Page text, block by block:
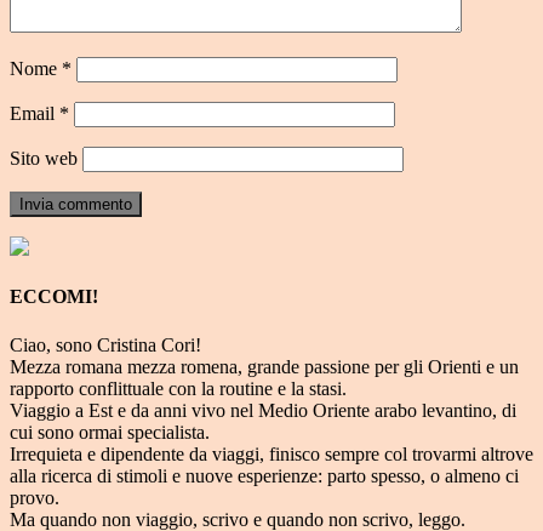
Nome *
Email *
Sito web
ECCOMI!
Ciao, sono Cristina Cori!
Mezza romana mezza romena, grande passione per gli Orienti e un
rapporto conflittuale con la routine e la stasi.
Viaggio a Est e da anni vivo nel Medio Oriente arabo levantino, di
cui sono ormai specialista.
Irrequieta e dipendente da viaggi, finisco sempre col trovarmi altrove
alla ricerca di stimoli e nuove esperienze: parto spesso, o almeno ci
provo.
Ma quando non viaggio, scrivo e quando non scrivo, leggo.